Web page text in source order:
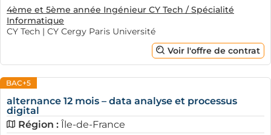
4ème et 5ème année Ingénieur CY Tech / Spécialité
Informatique
CY Tech | CY Cergy Paris Université
Voir l'offre de contrat
BAC+5
alternance 12 mois – data analyse et processus
digital
Région : Île-de-France